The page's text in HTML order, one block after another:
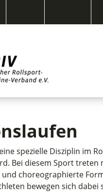
spezielle Disziplin im
Bei diesem Sport
choreographierte
bewegen sich